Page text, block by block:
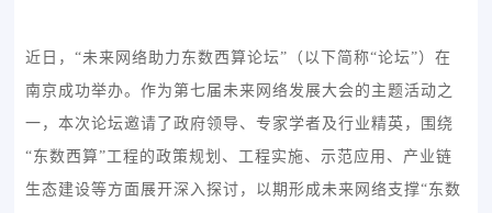
近日，“未来网络助力东数西算论坛”（以下简称“论坛”）在
南京成功举办。作为第七届未来网络发展大会的主题活动之
一，本次论坛邀请了政府领导、专家学者及行业精英，围绕
“东数西算”工程的政策规划、工程实施、示范应用、产业链
生态建设等方面展开深入探讨，以期形成未来网络支撑“东数